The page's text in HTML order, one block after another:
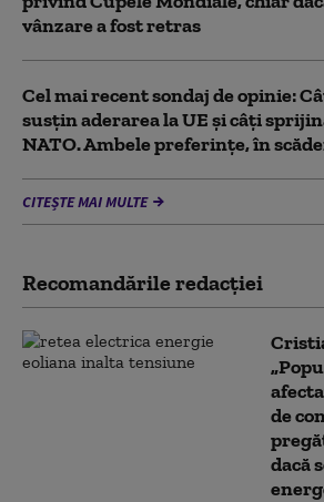
vânzare a fost retras
Cel mai recent sondaj de opinie:
susțin aderarea la UE și câți
NATO. Ambele preferințe, în
CITEȘTE MAI MULTE
Recomandările redacţiei
de
dacă